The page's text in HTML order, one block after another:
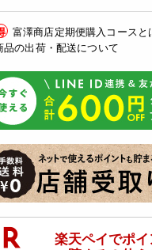
富澤商店定期便購入コースと
品の出荷・配送について